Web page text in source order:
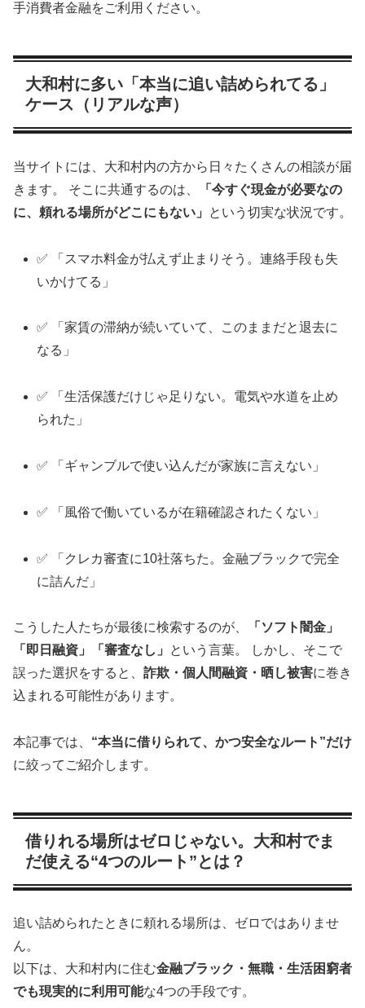
手消費者金融をご利用ください。
大和村に多い「本当に追い詰められてる」
ケース（リアルな声）
当サイトには、大和村内の方から日々たくさんの相談が届
きます。 そこに共通するのは、
「今すぐ現金が必要なの
に、頼れる場所がどこにもない」
という切実な状況です。
✅ 「スマホ料金が払えず止まりそう。連絡手段も失
いかけてる」
✅ 「家賃の滞納が続いていて、このままだと退去に
なる」
✅ 「生活保護だけじゃ足りない。電気や水道を止め
られた」
✅ 「ギャンブルで使い込んだが家族に言えない」
✅ 「風俗で働いているが在籍確認されたくない」
✅ 「クレカ審査に10社落ちた。金融ブラックで完全
に詰んだ」
こうした人たちが最後に検索するのが、
「ソフト闇金」
「即日融資」「審査なし」
という言葉。 しかし、そこで
誤った選択をすると、 詐欺・個人間融資・晒し被害に巻き
込まれる可能性があります。
本記事では、 “本当に借りられて、かつ安全なルート”だけ
に絞ってご紹介します。
借りれる場所はゼロじゃない。大和村でま
だ使える“4つのルート”とは？
追い詰められたときに頼れる場所は、ゼロではありませ
ん。
以下は、大和村内に住む金融ブラック・無職・生活困窮者
でも現実的に利用可能な4つの手段です。